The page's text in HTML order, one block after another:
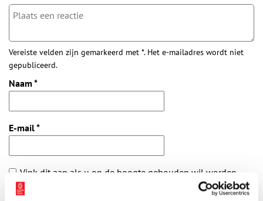
Vereiste velden zijn gemarkeerd met *. Het e-mailadres wordt niet
gepubliceerd.
Naam *
E-mail*
Vink dit aan als u op de hoogte gehouden wil worden.